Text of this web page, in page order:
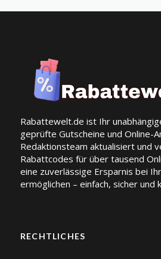
Rabattewelt.de ist Ihr
geprüfte Gutscheine und Online-
Redaktionsteam aktualisiert und
Rabattcodes für über tausend
eine zuverlässige Ersparnis bei
ermöglichen – einfach, sicher und
RECHTLICHES